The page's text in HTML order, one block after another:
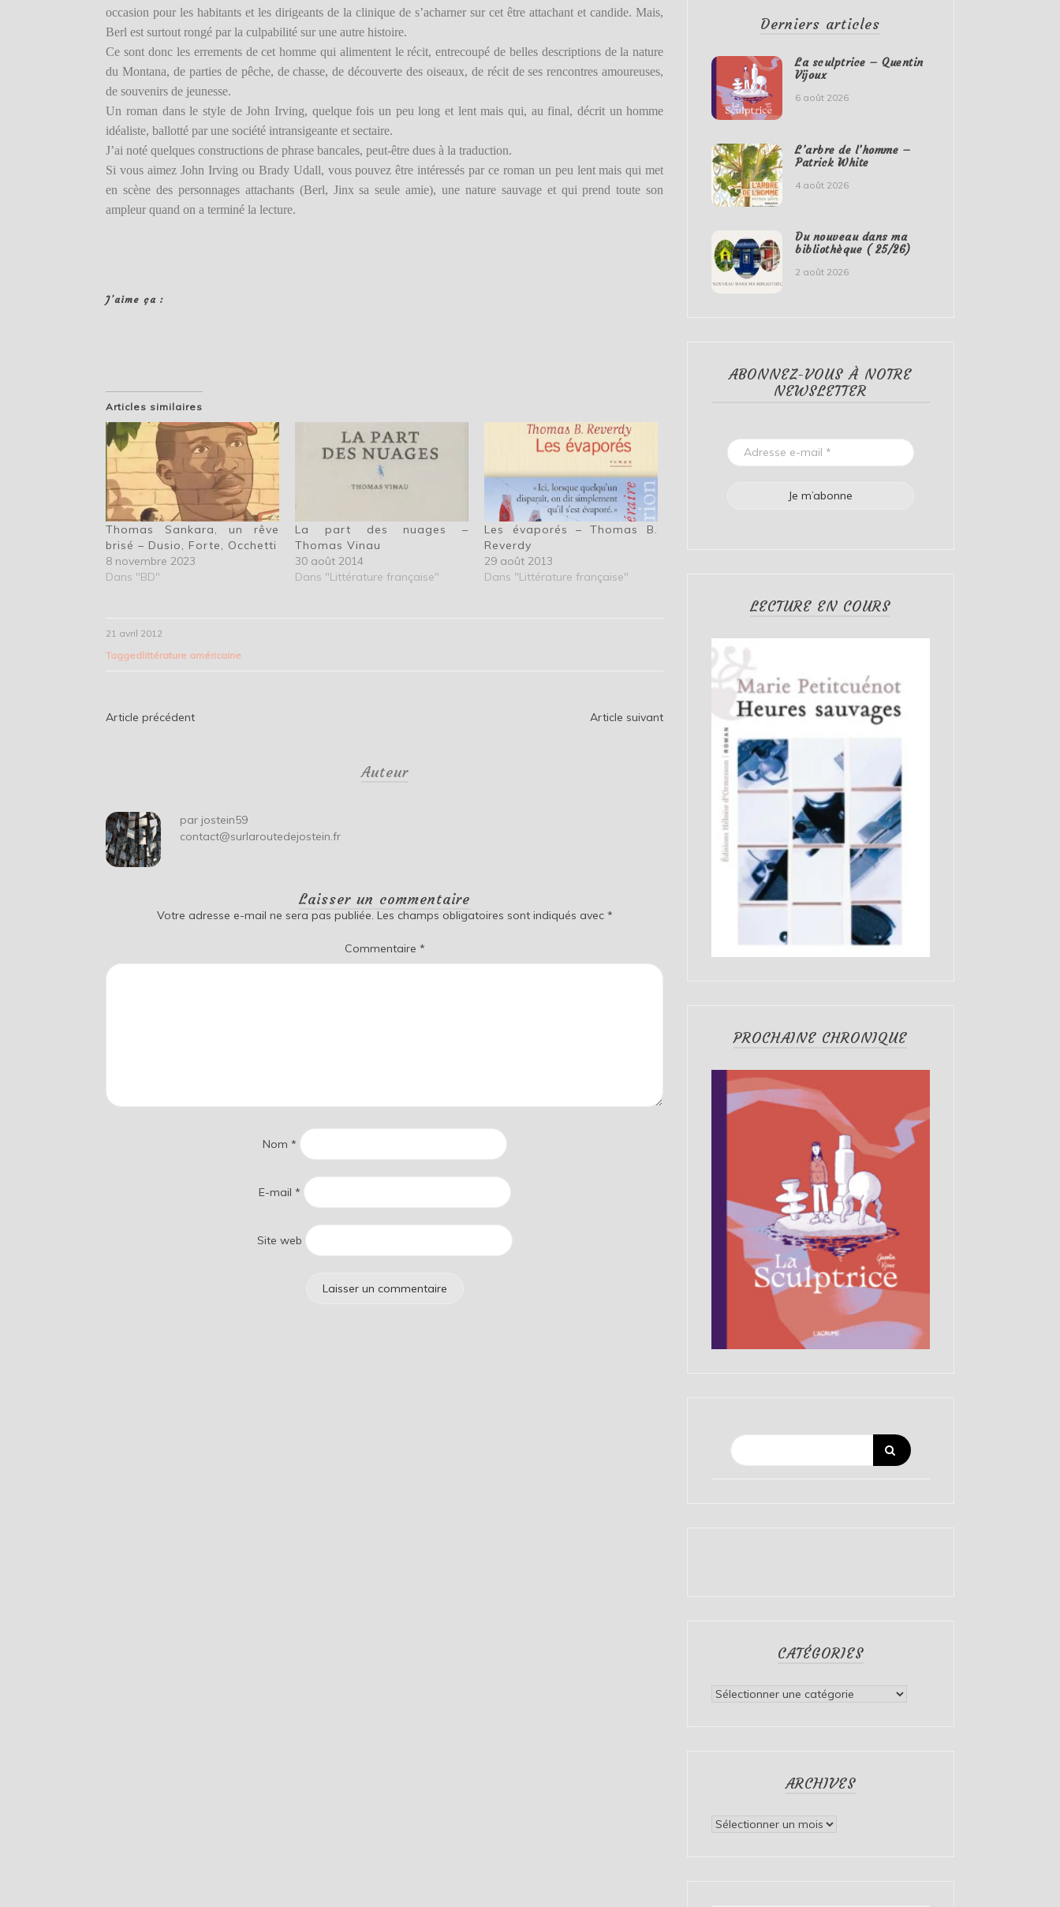
occasion pour les habitants et les dirigeants de la clinique de s’acharner sur cet être attachant et candide. Mais,
Berl est surtout rongé par la culpabilité sur une autre histoire.
Ce sont donc les errements de cet homme qui alimentent le récit, entrecoupé de belles descriptions de la nature
du Montana, de parties de pêche, de chasse, de découverte des oiseaux, de récit de ses rencontres amoureuses,
de souvenirs de jeunesse.
Un roman dans le style de John Irving, quelque fois un peu long et lent mais qui, au final, décrit un homme
idéaliste, ballotté par une société intransigeante et sectaire.
J’ai noté quelques constructions de phrase bancales, peut-être dues à la traduction.
Si vous aimez John Irving ou Brady Udall, vous pouvez être intéressés par ce roman un peu lent mais qui met
en scène des personnages attachants (Berl, Jinx sa seule amie), une nature sauvage et qui prend toute son
ampleur quand on a terminé la lecture.
J’aime ça :
Articles similaires
Thomas Sankara, un rêve
brisé – Dusio, Forte, Occhetti
8 novembre 2023
Dans "BD"
La part des nuages –
Thomas Vinau
30 août 2014
Dans "Littérature française"
Les évaporés – Thomas B.
Reverdy
29 août 2013
Dans "Littérature française"
21 avril 2012
Taggedlittérature américaine
Navigation
Article précédent Article suivant
Auteur
par jostein59
contact@surlaroutedejostein.fr
Laisser un commentaire
Votre adresse e-mail ne sera pas publiée. Les champs obligatoires sont indiqués avec *
Commentaire *
Nom *
E-mail *
Site web
Derniers articles
La sculptrice – Quentin
Vijoux
6 août 2026
L’arbre de l’homme –
Patrick White
4 août 2026
Du nouveau dans ma
bibliothèque ( 25/26)
2 août 2026
ABONNEZ-VOUS À NOTRE
NEWSLETTER
LECTURE EN COURS
PROCHAINE CHRONIQUE
CATÉGORIES
Catégories
ARCHIVES
Archives